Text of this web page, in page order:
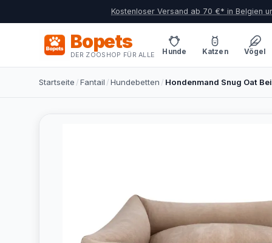
Kostenloser Versand ab 70 €* in Belgien
Bopets
DER ZOOSHOP FÜR ALLE Hunde Katzen Vögel
Startseite /Fantail /Hundebetten / Hondenmand Snug Oat